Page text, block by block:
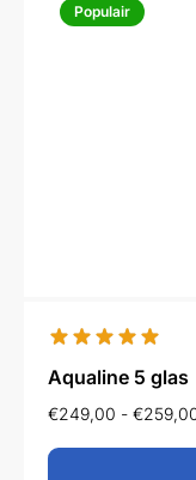
Populair
Aqualine 5 glas
€249,00 - €